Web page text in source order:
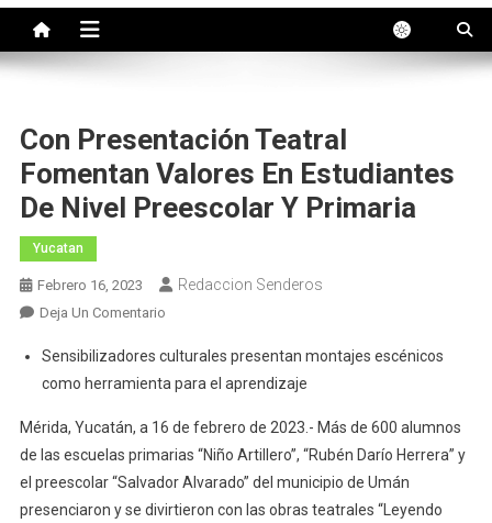
Con Presentación Teatral
Fomentan Valores En Estudiantes
De Nivel Preescolar Y Primaria
Yucatan
Febrero 16, 2023 Redaccion Senderos
Deja Un ComentarioEn
Presentación
Teatral
Valores
En
Estudiantes
De
Sensibilizadores culturales presentan montajes escénicos
como herramienta para el aprendizaje
Mérida, Yucatán, a 16 de febrero de 2023.- Más de 600 alumnos
de las escuelas primarias “Niño Artillero”, “Rubén Darío Herrera” y
el preescolar “Salvador Alvarado” del municipio de Umán
presenciaron y se divirtieron con las obras teatrales “Leyendo